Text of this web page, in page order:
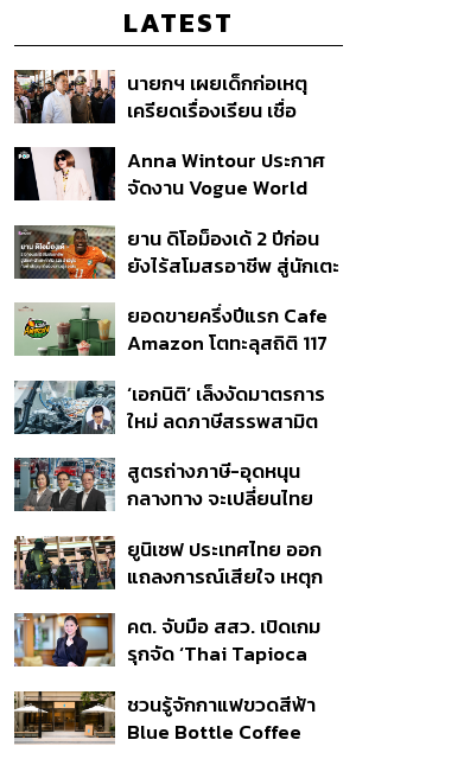
LATEST
นายกฯ เผยเด็กก่อเหตุ
เครียดเรื่องเรียน เชื่อ
กระสุนอีกกว่า 30 นัด หาก
ไม่จบชีวิตตัวเองอาจสูญ
Anna Wintour ประกาศ
จัดงาน Vogue World
ยาน ดิโอม็องเด้ 2 ปีก่อน
ยังไร้สโมสรอาชีพ สู่นักเตะ
สัญญาถึงน้องสาวผู้ล่วง
ลับ
ยอดขายครึ่งปีแรก Cafe
Amazon โตทะลุสถิติ 117
สไตล์ OR โตต่อเนื่อง
‘เอกนิติ’ เล็งงัดมาตรการ
ใหม่ ลดภาษีสรรพสามิต
โรงงานในไทย
สูตรถ่างภาษี-อุดหนุน
กลางทาง จะเปลี่ยนไทย
EV ได้จริงหรือ?
ยูนิเซฟ ประเทศไทย ออก
แถลงการณ์เสียใจ เหตุก
นนทบุรี ชี้โรงเรียนควรเป็น
พื้นที่ปลอดภัย
คต. จับมือ สสว. เปิดเกม
รุกจัด ‘Thai Tapioca
แข็งแกร่ง ยกระดับความ
เชื่อมั่นมันสำปะหลังไทยใน
ชวนรู้จักกาแฟขวดสีฟ้า
Blue Bottle Coffee